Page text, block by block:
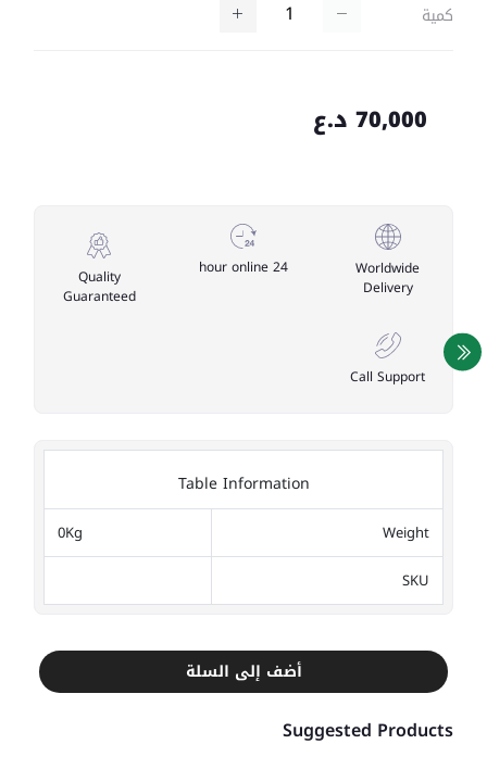
كمية
70,000 د.ع
Worldwide
Delivery
24 hour online
Quality
Guaranteed
Call Support
Table Information
Weight
0Kg
SKU
أضف إلى السلة
Suggested Products